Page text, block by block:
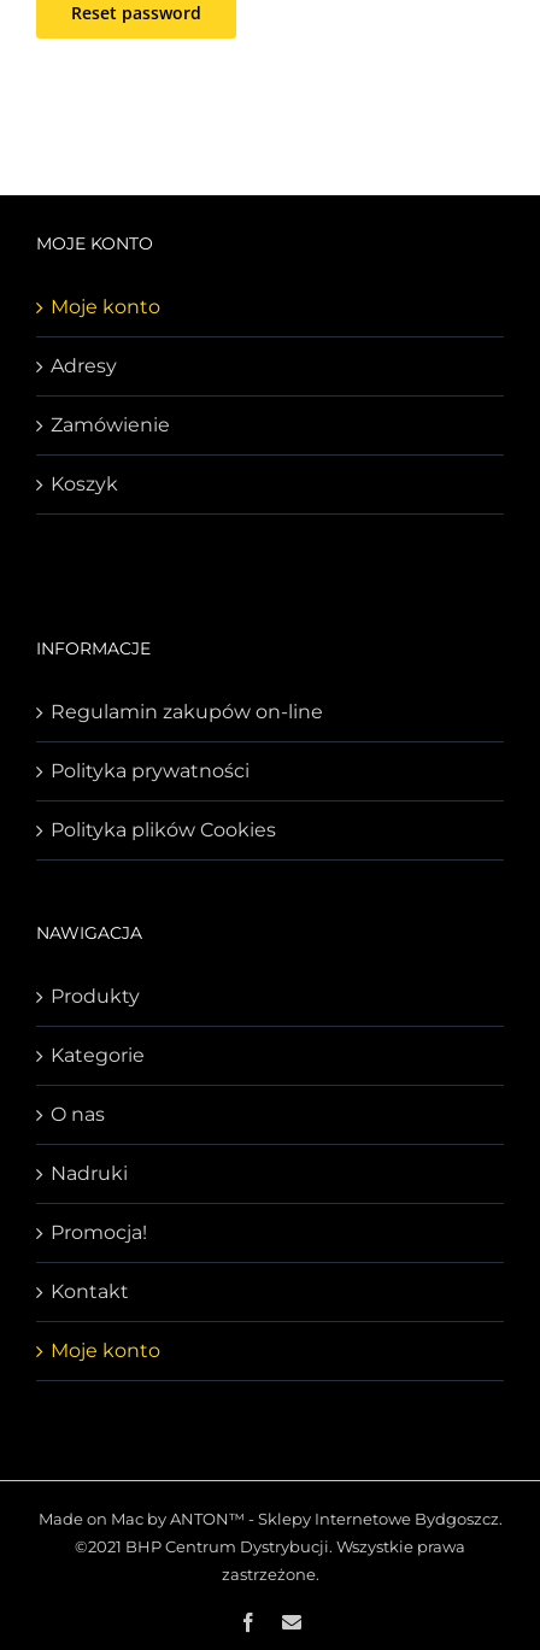
Reset password
MOJE KONTO
Moje konto
Adresy
Zamówienie
Koszyk
INFORMACJE
Regulamin zakupów on-line
Polityka prywatności
Polityka plików Cookies
NAWIGACJA
Produkty
Kategorie
O nas
Nadruki
Promocja!
Kontakt
Moje konto
Made on Mac by ANTON™ -Sklepy Internetowe Bydgoszcz.
©2021 BHP Centrum Dystrybucji. Wszystkie prawa
zastrzeżone.
FacebookEmail